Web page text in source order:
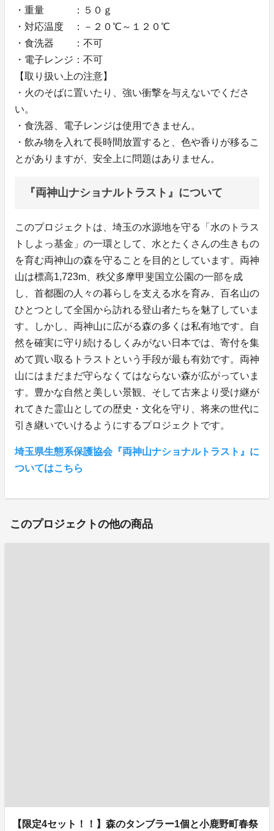
・重量 ：５０ｇ
・対応温度 ：－２０℃～１２０℃
・食洗器 ：不可
・電子レンジ：不可
【取り扱い上の注意】
・火のそばに置いたり、強い衝撃を与えないでくださ
い。
・食洗器、電子レンジは使用できません。
・飲み物を入れて長時間放置すると、色や香りが移るこ
とがありますが、安全上に問題はありません。
『両神山ナショナルトラスト』について
このプロジェクトは、埼玉の水源地を守る「水のトラス
トしよっ基金」の一環として、水とたくさんの生きもの
を育む両神山の森を守ることを目的としています。両神
山は標高1,723m、秩父多摩甲斐国立公園の一部を成
し、首都圏の人々の暮らしを支える水を育み、百名山の
ひとつとして全国から訪れる登山者たちを魅了していま
す。しかし、両神山に広がる森の多くは私有地です。自
然を確実に守り続けるしくみがない日本では、寄付を集
めて買い取るトラストという手段が最も有効です。両神
山にはまだまだ守らなくてはならない森が広がっていま
す。豊かな自然と美しい景観、そして古来より受け継が
れてきた霊山としての歴史・文化を守り、将来の世代に
引き継いでいけるようにするプロジェクトです。
埼玉県生態系保護協会『両神山ナショナルトラスト』に
ついてはこちら
このプロジェクトの他の商品
【限定4セット！！】森のタンブラー1個と小鹿野町春祭